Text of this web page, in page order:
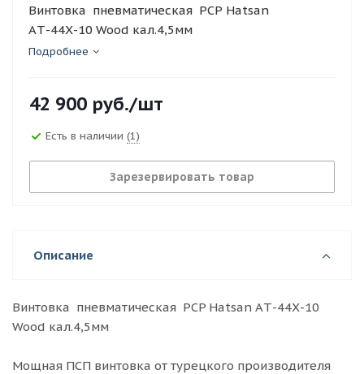
Винтовка пневматическая PCP Hatsan
AТ-44Х-10 Wood кал.4,5мм
Подробнее
42 900 руб./шт
Есть в наличии (1)
Зарезервировать товар
Описание
Винтовка пневматическая PCP Hatsan AТ-44Х-10
Wood кал.4,5мм
Мощная ПСП винтовка от турецкого производителя